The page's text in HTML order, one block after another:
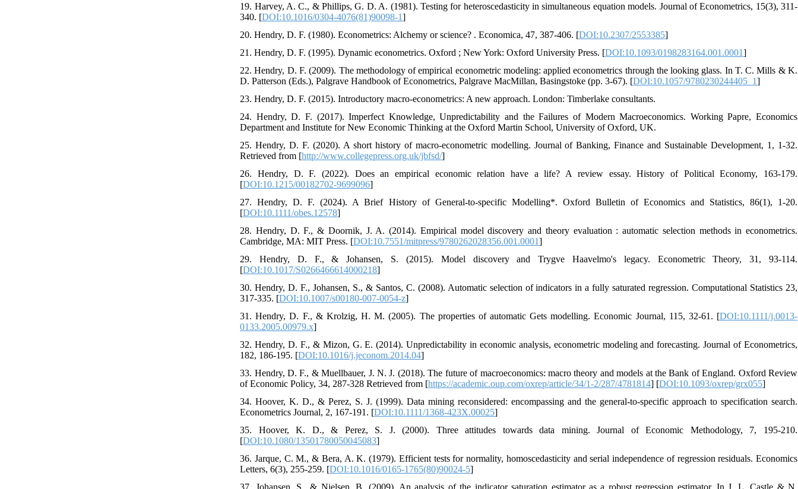
19. Harvey, A. C., & Phillips, G. D. A. (1981). Testing for heteroscedasticity in simultaneous equation models. Journal of Econometrics, 15(3), 311-
340. [DOI:10.1016/0304-4076(81)90098-1]
20. Hendry, D. F. (1980). Econometrics: Alchemy or science? . Economica, 47, 387-406. [DOI:10.2307/2553385]
21. Hendry, D. F. (1995). Dynamic econometrics. Oxford ; New York: Oxford University Press. [DOI:10.1093/0198283164.001.0001]
22. Hendry, D. F. (2009). The methodology of empirical econometric modeling: applied econometrics through the looking glass. In T. C. Mills & K.
D. Patterson (Eds.), Palgrave Handbook of Econometrics, Palgrave MacMillan, Basingstoke (pp. 3-67). [DOI:10.1057/9780230244405_1]
23. Hendry, D. F. (2015). Introductory macro-econometrics: A new approach. London: Timberlake consultants.
24. Hendry, D. F. (2017). Imperfect Knowledge, Unpredictability and the Failures of Modern Macroeconomics. Working Papre, Economics
Department and Institute for New Economic Thinking at the Oxford Martin School, University of Oxford, UK.
25. Hendry, D. F. (2020). A short history of macro-econometric modelling. Journal of Banking, Finance and Sustainable Development, 1, 1-32.
Retrieved from [http://www.collegepress.org.uk/jbfsd/]
26. Hendry, D. F. (2022). Does an empirical economic relation have a life? A review essay. History of Political Economy, 163-179.
[DOI:10.1215/00182702-9699096]
27. Hendry, D. F. (2024). A Brief History of General-to-specific Modelling*. Oxford Bulletin of Economics and Statistics, 86(1), 1-20.
[DOI:10.1111/obes.12578]
28. Hendry, D. F., & Doornik, J. A. (2014). Empirical model discovery and theory evaluation : automatic selection methods in econometrics.
Cambridge, MA: MIT Press. [DOI:10.7551/mitpress/9780262028356.001.0001]
29. Hendry, D. F., & Johansen, S. (2015). Model discovery and Trygve Haavelmo's legacy. Econometric Theory, 31, 93-114.
[DOI:10.1017/S0266466614000218]
30. Hendry, D. F., Johansen, S., & Santos, C. (2008). Automatic selection of indicators in a fully saturated regression. Computational Statistics 23,
317-335. [DOI:10.1007/s00180-007-0054-z]
31. Hendry, D. F., & Krolzig, H. M. (2005). The properties of automatic Gets modelling. Economic Journal, 115, 32-61. [DOI:10.1111/j.0013-
0133.2005.00979.x]
32. Hendry, D. F., & Mizon, G. E. (2014). Unpredictability in economic analysis, econometric modeling and forecasting. Journal of Econometrics,
182, 186-195. [DOI:10.1016/j.jeconom.2014.04]
33. Hendry, D. F., & Muellbauer, J. N. J. (2018). The future of macroeconomics: macro theory and models at the Bank of England. Oxford Review
of Economic Policy, 34, 287-328 Retrieved from [https://academic.oup.com/oxrep/article/34/1-2/287/4781814] [DOI:10.1093/oxrep/grx055]
34. Hoover, K. D., & Perez, S. J. (1999). Data mining reconsidered: encompassing and the general-to-specific approach to specification search.
Econometrics Journal, 2, 167-191. [DOI:10.1111/1368-423X.00025]
35. Hoover, K. D., & Perez, S. J. (2000). Three attitudes towards data mining. Journal of Economic Methodology, 7, 195-210.
[DOI:10.1080/13501780050045083]
36. Jarque, C. M., & Bera, A. K. (1979). Efficient tests for normality, homoscedasticity and serial independence of regression residuals. Economics
Letters, 6(3), 255-259. [DOI:10.1016/0165-1765(80)90024-5]
37. Johansen, S., & Nielsen, B. (2009). An analysis of the indicator saturation estimator as a robust regression estimator. In J. L. Castle & N.